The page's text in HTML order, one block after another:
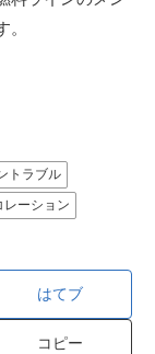
トラブル
レーション
はてブ
コピー